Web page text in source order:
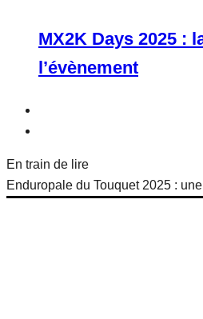
MX2K Days 2025 :
l’évènement
En train de lire
Enduropale du Touquet 2025 :